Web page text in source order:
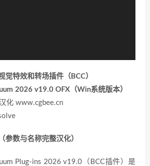
觉特效和转场插件（BCC）
2026 v19.0 OFX（Win系统版本）
化 www.cgbee.cn
参数与名称完整汉化）
Plug-ins 2026 v19.0（BCC插件）是